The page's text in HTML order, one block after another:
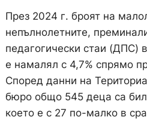
През 2024 г. броят на
непълнолетните,
педагогически стаи (ДПС)
е намалял с 4,7% спрямо
Според данни на
бюро общо 545 деца са
което е с 27 по-малко в